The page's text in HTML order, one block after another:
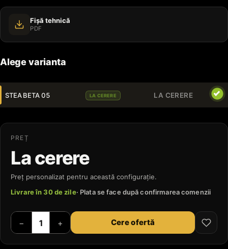
Fișă tehnică
PDF
Alege varianta
STEA BETA 05 LA CERERE LA CERERE
PREȚ
La cerere
Preț personalizat pentru această configurație.
Livrare în 30 de zile· Plata se face după confirmarea comenzii
− + Cere ofertă